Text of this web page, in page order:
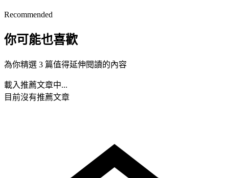
Recommended
你可能也喜歡
為你精選 3 篇值得延伸閱讀的內容
載入推薦文章中...
目前沒有推薦文章